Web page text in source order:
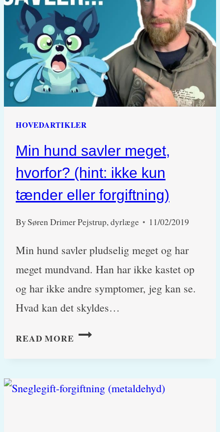
OG
FØRSTEHJÆLP
HOVEDARTIKLER
Min hund savler meget,
hvorfor? (hint: ikke kun
tænder eller forgiftning)
BySøren Drimer Pejstrup, dyrlæge 11/02/2019
Min hund savler pludselig meget og har
meget mundvand. Han har ikke kastet op
og har ikke andre symptomer, jeg kan se.
Hvad kan det skyldes…
READ MORE MIN
HVORFOR?